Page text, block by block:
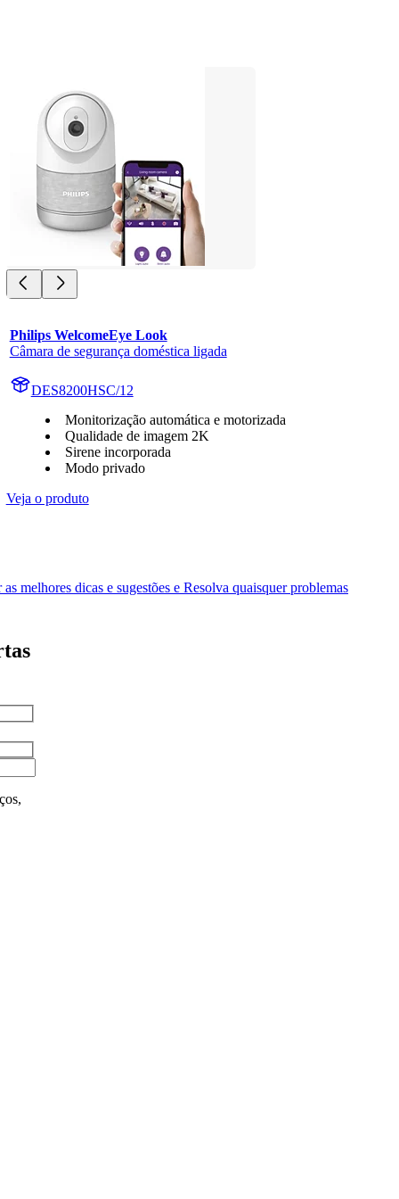
Philips WelcomeEye Look
Câmara de segurança doméstica ligada
DES8200HSC/12
Monitorização automática e motorizada
Qualidade de imagem 2K
Sirene incorporada
Modo privado
Veja o produto
melhores dicas e sugestões e Resolva quaisquer problemas